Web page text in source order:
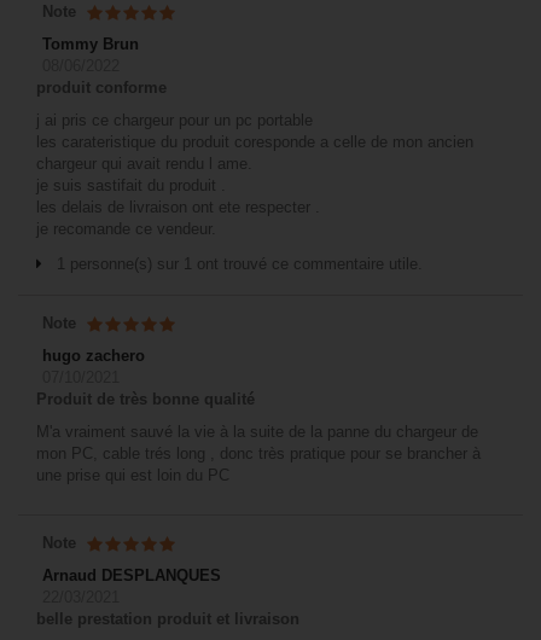
Note
Tommy Brun
produit conforme
j ai pris ce chargeur pour un pc portable
les carateristique du produit coresponde a celle de mon ancien
chargeur qui avait rendu l ame.
je suis sastifait du produit .
les delais de livraison ont ete respecter .
je recomande ce vendeur.
1 personne(s) sur 1 ont trouvé ce commentaire utile.
Note
hugo zachero
Produit de très bonne qualité
M'a vraiment sauvé la vie à la suite de la panne du chargeur de
mon PC, cable trés long , donc très pratique pour se brancher à
une prise qui est loin du PC
Note
Arnaud DESPLANQUES
belle prestation produit et livraison